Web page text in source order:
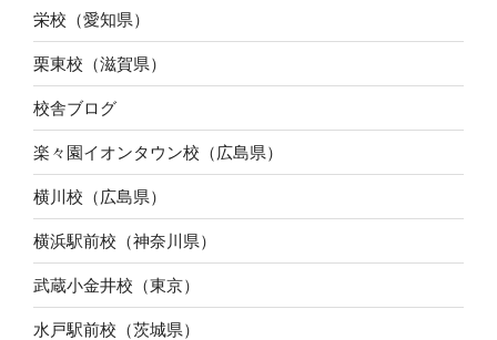
栄校（愛知県）
栗東校（滋賀県）
校舎ブログ
楽々園イオンタウン校（広島県）
横川校（広島県）
横浜駅前校（神奈川県）
武蔵小金井校（東京）
水戸駅前校（茨城県）